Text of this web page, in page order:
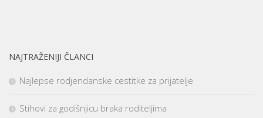
NAJTRAŽENIJI ČLANCI
Najlepse rodjendanske cestitke za prijatelje
Stihovi za godišnjicu braka roditeljima